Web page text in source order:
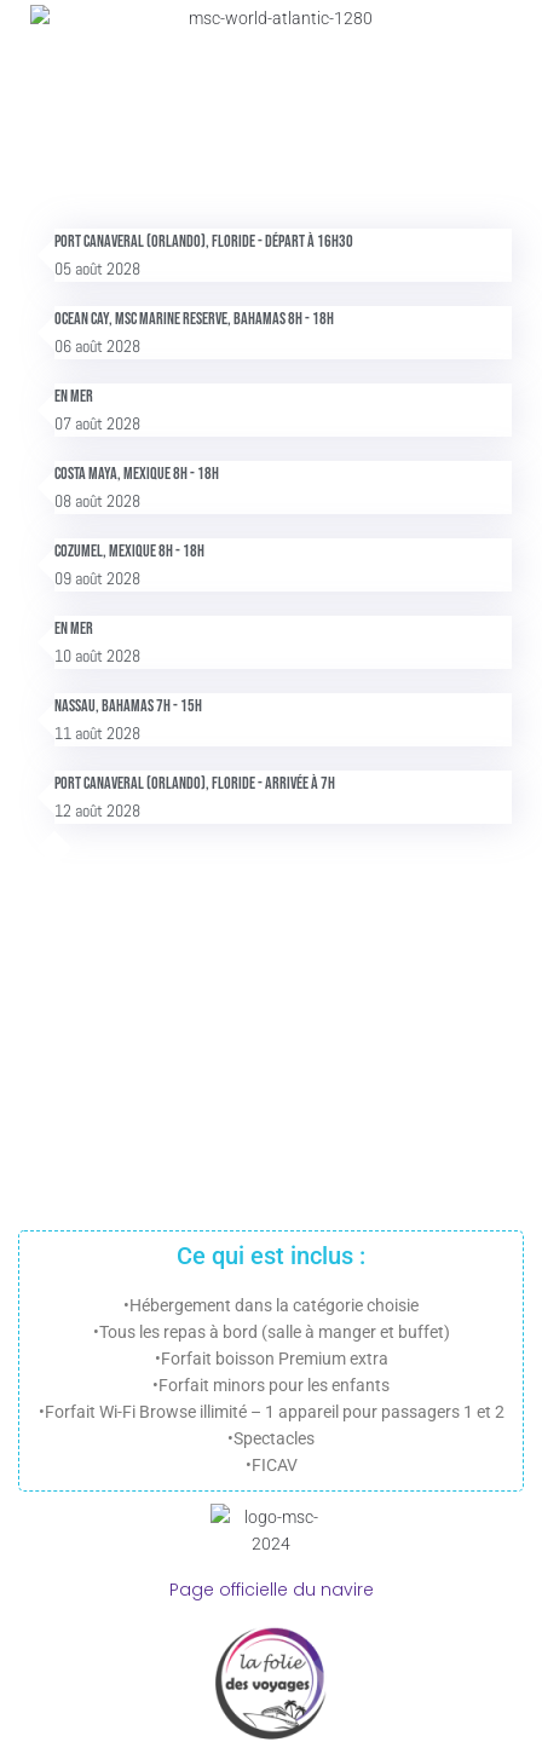
Port Canaveral (Orlando), Floride - Départ à 16h30
05 août 2028
Ocean Cay, MSC Marine reserve, Bahamas 8h - 18h
06 août 2028
En mer
07 août 2028
Costa Maya, Mexique 8h - 18h
08 août 2028
Cozumel, Mexique 8h - 18h
09 août 2028
En mer
10 août 2028
Nassau, Bahamas 7h - 15h
11 août 2028
Port Canaveral (Orlando), Floride - Arrivée à 7h
12 août 2028
Ce qui est inclus :
•Hébergement dans la catégorie choisie
•Tous les repas à bord (salle à manger et buffet)
•Forfait boisson Premium extra
•Forfait minors pour les enfants
•Forfait Wi-Fi Browse illimité – 1 appareil pour passagers 1 et 2
•Spectacles
•FICAV
Page officielle du navire